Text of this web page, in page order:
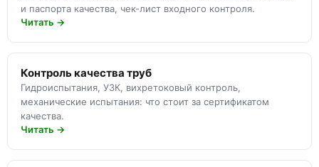
и паспорта качества, чек-лист входного контроля.
Читать →
Контроль качества труб
Гидроиспытания, УЗК, вихретоковый контроль,
механические испытания: что стоит за сертификатом
качества.
Читать →